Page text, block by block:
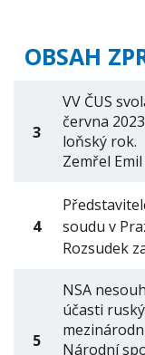
OBSAH
3
VV ČUS
června
loňský rok.
Zemřel
4
soudu v
Rozsudek
5
NSA
účasti
Národní